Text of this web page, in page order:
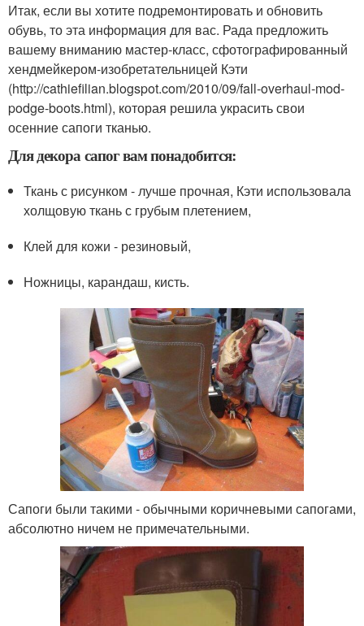
Итак, если вы хотите подремонтировать и обновить
обувь, то эта информация для вас. Рада предложить
вашему вниманию мастер-класс, сфотографированный
хендмейкером-изобретательницей Кэти
(http://cathiefilian.blogspot.com/2010/09/fall-overhaul-mod-
podge-boots.html), которая решила украсить свои
осенние сапоги тканью.
Для декора сапог вам понадобится:
Ткань с рисунком - лучше прочная, Кэти использовала
холщовую ткань с грубым плетением,
Клей для кожи - резиновый,
Ножницы, карандаш, кисть.
Сапоги были такими - обычными коричневыми сапогами,
абсолютно ничем не примечательными.